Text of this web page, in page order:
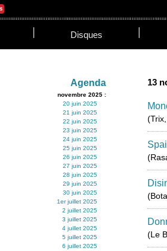
Disques
Agenda
novembre 2025 :
20 juin 2025
21 juin 2025
22 juin 2025
23 juin 2025
24 juin 2025
25 juin 2025
26 juin 2025
27 juin 2025
28 juin 2025
29 juin 2025
30 juin 2025
1er juillet 2025
2 juillet 2025
3 juillet 2025
4 juillet 2025
5 juillet 2025
6 juillet 2025
13
(Le